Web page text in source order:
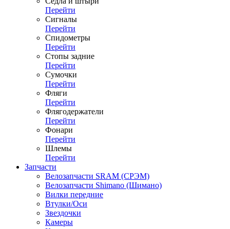
Перейти
Сигналы
Перейти
Спидометры
Перейти
Стопы задние
Перейти
Сумочки
Перейти
Фляги
Перейти
Флягодержатели
Перейти
Фонари
Перейти
Шлемы
Перейти
Запчасти
Велозапчасти SRAM (СРЭМ)
Велозапчасти Shimano (Шимано)
Вилки передние
Втулки/Оси
Звездочки
Камеры